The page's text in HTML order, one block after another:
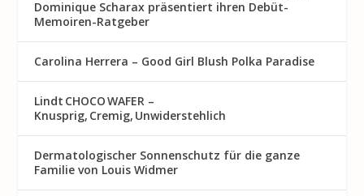
Dominique Scharax präsentiert ihren Debüt-
Memoiren-Ratgeber
Carolina Herrera – Good Girl Blush Polka Paradise
Lindt CHOCO WAFER –
Knusprig, Cremig, Unwiderstehlich
Dermatologischer Sonnenschutz für die ganze
Familie von Louis Widmer